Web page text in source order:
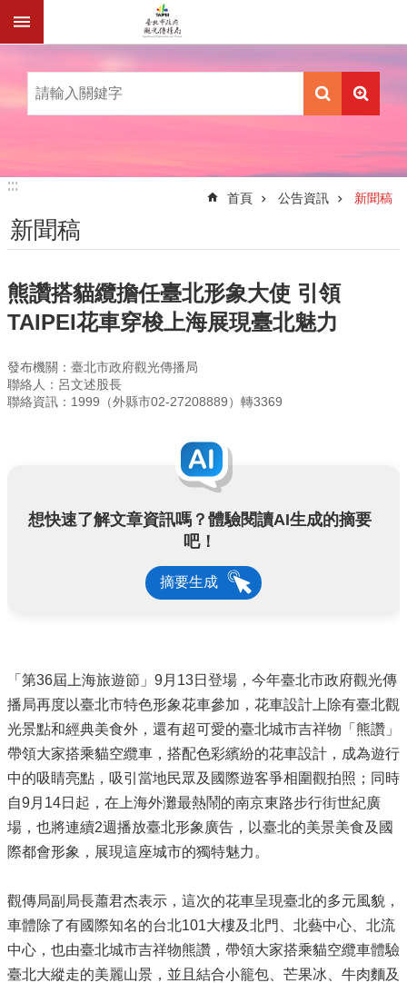
跳到主要內容區塊
:::
:::
首頁 公告資訊 新聞稿
新聞稿
熊讚搭貓纜擔任臺北形象大使 引領
TAIPEI花車穿梭上海展現臺北魅力
發布機關：臺北市政府觀光傳播局
聯絡人：呂文述股長
聯絡資訊：1999（外縣市02-27208889）轉3369
想快速了解文章資訊嗎？體驗閱讀AI生成的摘要
吧！
摘要生成
「第36屆上海旅遊節」9月13日登場，今年臺北市政府觀光傳
播局再度以臺北市特色形象花車參加，花車設計上除有臺北觀
光景點和經典美食外，還有超可愛的臺北城市吉祥物「熊讚」
帶領大家搭乘貓空纜車，搭配色彩繽紛的花車設計，成為遊行
中的吸睛亮點，吸引當地民眾及國際遊客爭相圍觀拍照；同時
自9月14日起，在上海外灘最熱鬧的南京東路步行街世紀廣
場，也將連續2週播放臺北形象廣告，以臺北的美景美食及國
際都會形象，展現這座城市的獨特魅力。
觀傳局副局長蕭君杰表示，這次的花車呈現臺北的多元風貌，
車體除了有國際知名的台北101大樓及北門、北藝中心、北流
中心，也由臺北城市吉祥物熊讚，帶領大家搭乘貓空纜車體驗
臺北大縱走的美麗山景，並且結合小籠包、芒果冰、牛肉麵及